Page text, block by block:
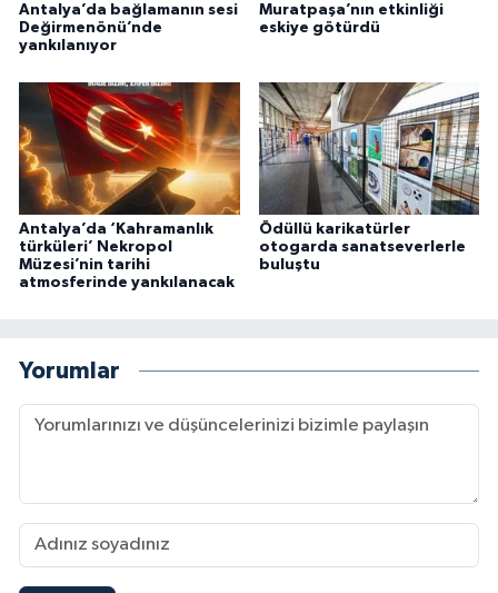
Antalya’da bağlamanın sesi
Değirmenönü’nde
yankılanıyor
Muratpaşa’nın etkinliği
eskiye götürdü
Antalya’da ‘Kahramanlık
türküleri’ Nekropol
Müzesi’nin tarihi
atmosferinde yankılanacak
Ödüllü karikatürler
otogarda sanatseverlerle
buluştu
Yorumlar